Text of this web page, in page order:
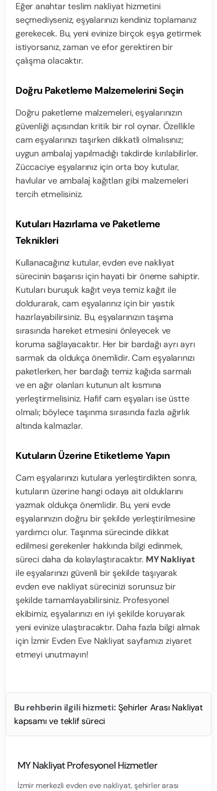
Eğer anahtar teslim nakliyat hizmetini
seçmediyseniz, eşyalarınızı kendiniz toplamanız
gerekecek. Bu, yeni evinize birçok eşya getirmek
istiyorsanız, zaman ve efor gerektiren bir
çalışma olacaktır.
Doğru Paketleme Malzemelerini Seçin
Doğru paketleme malzemeleri, eşyalarınızın
güvenliği açısından kritik bir rol oynar. Özellikle
cam eşyalarınızı taşırken dikkatli olmalısınız;
uygun ambalaj yapılmadığı takdirde kırılabilirler.
Züccaciye eşyalarınız için orta boy kutular,
havlular ve ambalaj kağıtları gibi malzemeleri
tercih etmelisiniz.
Kutuları Hazırlama ve Paketleme
Teknikleri
Kullanacağınız kutular, evden eve nakliyat
sürecinin başarısı için hayati bir öneme sahiptir.
Kutuları buruşuk kağıt veya temiz kağıt ile
doldurarak, cam eşyalarınız için bir yastık
hazırlayabilirsiniz. Bu, eşyalarınızın taşıma
sırasında hareket etmesini önleyecek ve
koruma sağlayacaktır. Her bir bardağı ayrı ayrı
sarmak da oldukça önemlidir. Cam eşyalarınızı
paketlerken, her bardağı temiz kağıda sarmalı
ve en ağır olanları kutunun alt kısmına
yerleştirmelisiniz. Hafif cam eşyaları ise üstte
olmalı; böylece taşınma sırasında fazla ağırlık
altında kalmazlar.
Kutuların Üzerine Etiketleme Yapın
Cam eşyalarınızı kutulara yerleştirdikten sonra,
kutuların üzerine hangi odaya ait olduklarını
yazmak oldukça önemlidir. Bu, yeni evde
eşyalarınızın doğru bir şekilde yerleştirilmesine
yardımcı olur. Taşınma sürecinde dikkat
edilmesi gerekenler hakkında bilgi edinmek,
süreci daha da kolaylaştıracaktır. MY Nakliyat
ile eşyalarınızı güvenli bir şekilde taşıyarak
evden eve nakliyat sürecinizi sorunsuz bir
şekilde tamamlayabilirsiniz. Profesyonel
ekibimiz, eşyalarınızı en iyi şekilde koruyarak
yeni evinize ulaştıracaktır. Daha fazla bilgi almak
için İzmir Evden Eve Nakliyat sayfamızı ziyaret
etmeyi unutmayın!
Bu rehberin ilgili hizmeti: Şehirler Arası Nakliyat
kapsamı ve teklif süreci
MY Nakliyat Profesyonel Hizmetler
İzmir merkezli evden eve nakliyat, şehirler arası